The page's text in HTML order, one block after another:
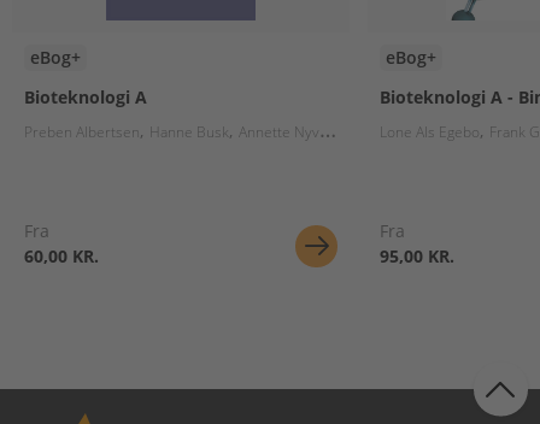
eBog+
Bioteknologi A
Preben Albertsen Hanne Busk Annette Nyvad Karen Helmig Kristine Raae
Fra
60,00 KR.
eBog+
Bioteknologi A -
Lone Als Egebo Frank
Fra
95,00 KR.